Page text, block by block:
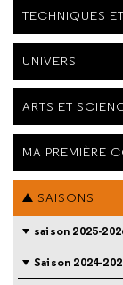
TECHNIQUES
UNIVERS
ARTS ET
MA PREMIÈRE
SAISONS
saison 2025-
Saison 2024-